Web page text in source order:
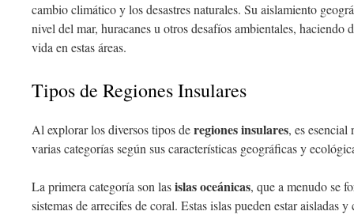
cambio climático y los desastres naturales. Su aislamiento
nivel del mar, huracanes u otros desafíos ambientales, haciendo
vida en estas áreas.
Tipos de Regiones Insulares
Al explorar los diversos tipos deregiones insulares, es esencial
varias categorías según sus características geográficas y
La primera categoría son lasislas oceánicas, que a menudo se
sistemas de arrecifes de coral. Estas islas pueden estar aisladas